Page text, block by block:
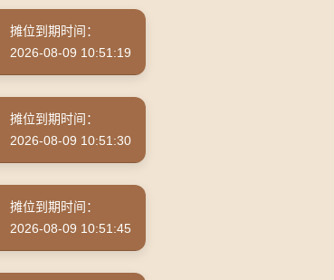
摊位到期时间：
2026-08-09 10:51:19
摊位到期时间：
2026-08-09 10:51:30
摊位到期时间：
2026-08-09 10:51:45